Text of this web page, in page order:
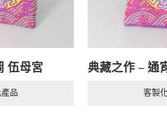
伍母宮
品
典藏之作 – 通
客製